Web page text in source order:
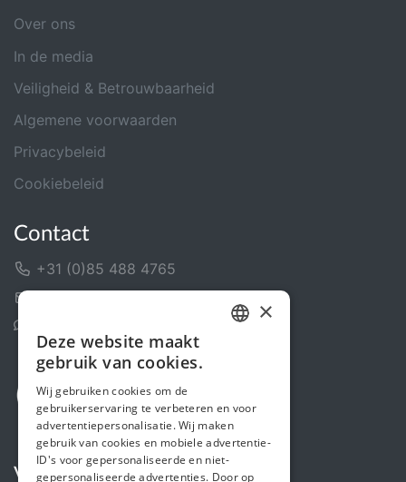
Over ons
In de media
Veiligheid & Betrouwbaarheid
Algemene voorwaarden
Privacybeleid
Cookiebeleid
Contact
+31 (0)85 488 4765
Volg ons
ENGLISH
×
Deze website maakt
gebruik van cookies.
Wij gebruiken cookies om de
gebruikerservaring te verbeteren en voor
advertentiepersonalisatie. Wij maken
gebruik van cookies en mobiele advertentie-
ID's voor gepersonaliseerde en niet-
gepersonaliseerde advertenties. Door op